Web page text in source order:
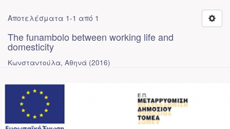
Αποτελέσματα 1-1 από 1
The funambolo between working life and
domesticity
Κωνσταντούλα, Αθηνά (2016)